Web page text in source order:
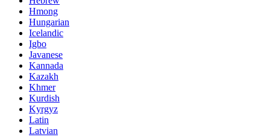
Hmong
Hungarian
Icelandic
Igbo
Javanese
Kannada
Kazakh
Khmer
Kurdish
Kyrgyz
Latin
Latvian